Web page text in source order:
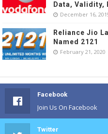
Data, Validity,
December 16,
Reliance Jio
Named 2121
February 21, 2020
Facebook
Join Us On Facebook
Twitter